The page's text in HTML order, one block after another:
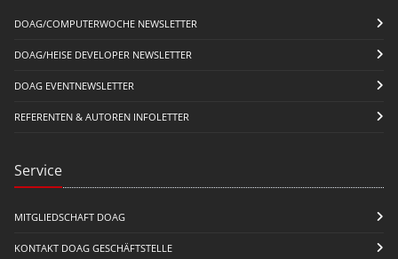
DOAG/COMPUTERWOCHE NEWSLETTER
DOAG/HEISE DEVELOPER NEWSLETTER
DOAG EVENTNEWSLETTER
REFERENTEN & AUTOREN INFOLETTER
Service
MITGLIEDSCHAFT DOAG
KONTAKT DOAG GESCHÄFTSTELLE